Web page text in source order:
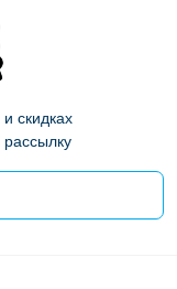
скидках